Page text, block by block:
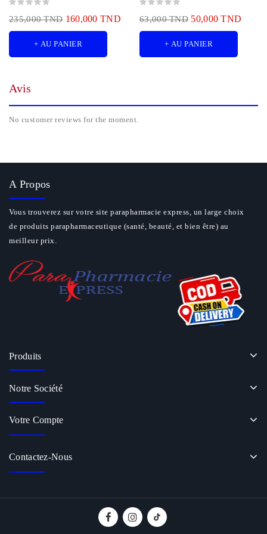
235,000 TND 160,000 TND
+ AU PANIER
63,000 TND 50,000 TND
+ AU PANIER
Avis
No customer reviews for the moment.
A Propos
Vous trouverez sur votre site parapharmacie express, un large choix
de produits parapharmaceutique (santé, beauté, et bien être) au
meilleur prix.
Produits
Notre Société
Votre Compte
Contactez-Nous